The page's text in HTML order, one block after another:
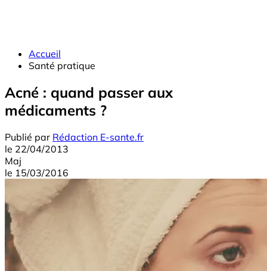
Accueil
Santé pratique
Acné : quand passer aux
médicaments ?
Publié par Rédaction E-sante.fr
le 22/04/2013
Maj
le 15/03/2016